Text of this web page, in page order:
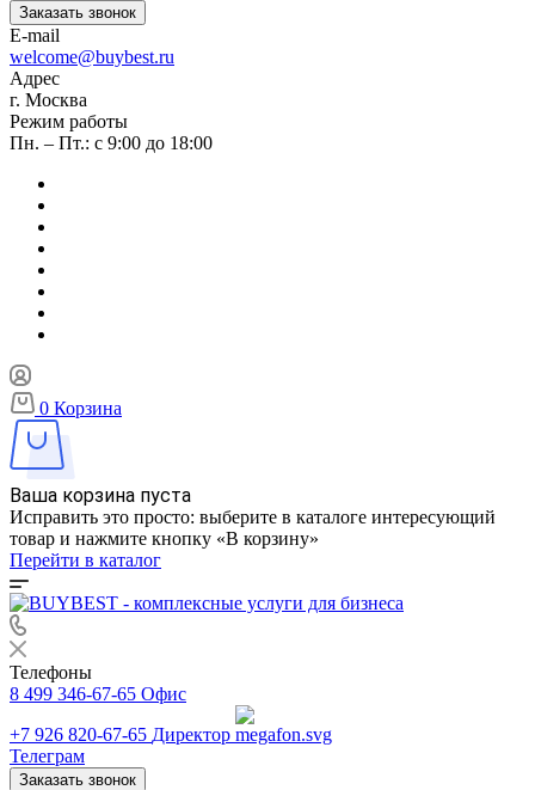
Заказать звонок
E-mail
welcome@buybest.ru
Адрес
г. Москва
Режим работы
Пн. – Пт.: с 9:00 до 18:00
0 Корзина
Ваша корзина пуста
Исправить это просто: выберите в каталоге интересующий
товар и нажмите кнопку «В корзину»
Перейти в каталог
Телефоны
8 499 346-67-65 Офис
+7 926 820-67-65 Директор
Телеграм
Заказать звонок